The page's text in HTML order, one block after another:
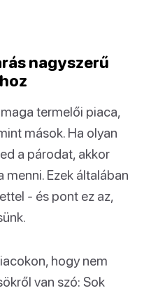
nagyszerű
termelői piaca,
mások. Ha olyan
a párodat, akkor
Ezek általában
- és pont ez az,
hogy nem
van szó: Sok